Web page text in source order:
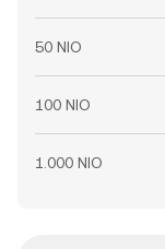
50 NIO
100 NIO
1.000 NIO